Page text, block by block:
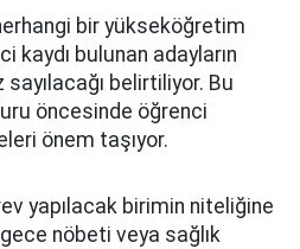
bir yükseköğretim
kaydı bulunan adayların
belirtiliyor. Bu
öncesinde öğrenci
önem taşıyor.
yapılacak birimin niteliğine
nöbeti veya sağlık